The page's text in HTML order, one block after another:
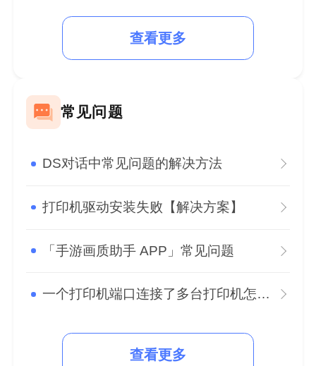
查看更多
常见问题
DS对话中常见问题的解决方法
打印机驱动安装失败【解决方案】
「手游画质助手 APP」常见问题
一个打印机端口连接了多台打印机怎么办？
查看更多